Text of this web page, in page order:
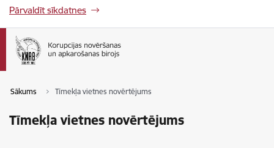
Pārvaldīt sīkdatnes
Sākums Tīmekļa vietnes novērtējums
Tīmekļa vietnes novērtējums